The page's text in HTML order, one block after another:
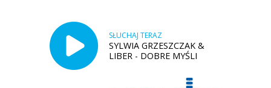
SŁUCHAJ TERAZ
SYLWIA GRZESZCZAK &
LIBER - DOBRE MYŚLI